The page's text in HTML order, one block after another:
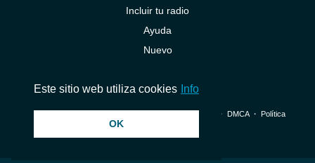
Incluir tu radio
Ayuda
Nuevo
© 2026 InstantAudio. Reservados todos los derechos. ・ DMCA・ Política
Este sitio web utiliza cookies Info
OK